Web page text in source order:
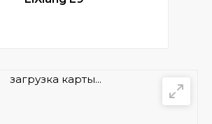
загрузка карты...